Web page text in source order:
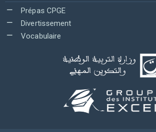
Prépas CPGE
Divertissement
Vocabulaire